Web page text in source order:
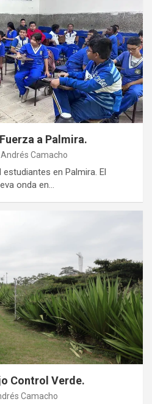
a Palmira.
Camacho
en Palmira. El
onda en…
Control Verde.
Camacho